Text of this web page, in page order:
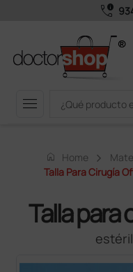
call_quality
menu
home Home
Talla Para Cirugía
Talla para
estéril